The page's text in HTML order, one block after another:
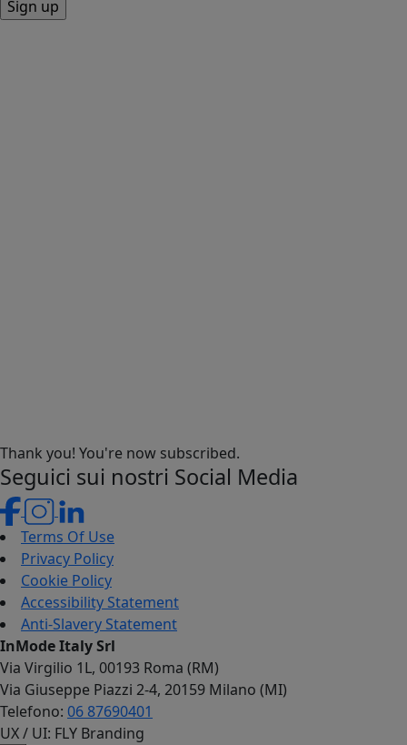
Thank you! You're now subscribed.
Seguici sui nostri Social Media
Terms Of Use
Privacy Policy
Cookie Policy
Accessibility Statement
Anti-Slavery Statement
InMode Italy Srl
Via Virgilio 1L, 00193 Roma (RM)
Via Giuseppe Piazzi 2-4, 20159 Milano (MI)
Telefono: 06 87690401
UX / UI: FLY Branding